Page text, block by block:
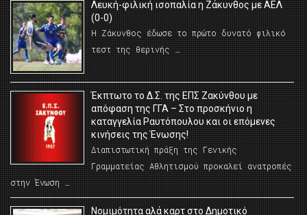
Λευκή-φιλική ισοπαλία η Ζάκυνθος με ΑΕΛ
(0-0)
Η Ζάκυνθος έδωσε το πρώτο δυνατό φιλικό
τεστ της θερινής …
Έκπτωτο το Δ.Σ. της ΕΠΣ Ζακύνθου με
απόφαση της ΓΓΑ – Στο προσκήνιο η
καταγγελία Ραυτόπουλου και οι επόμενες
κινήσεις της Ένωσης!
Διαπιστωτική πράξη της Γενικής
Γραμματείας Αθλητισμού προκαλεί ανατροπές
στην Ένωση …
Νομιμότητα αλά καρτ στο Δημοτικό